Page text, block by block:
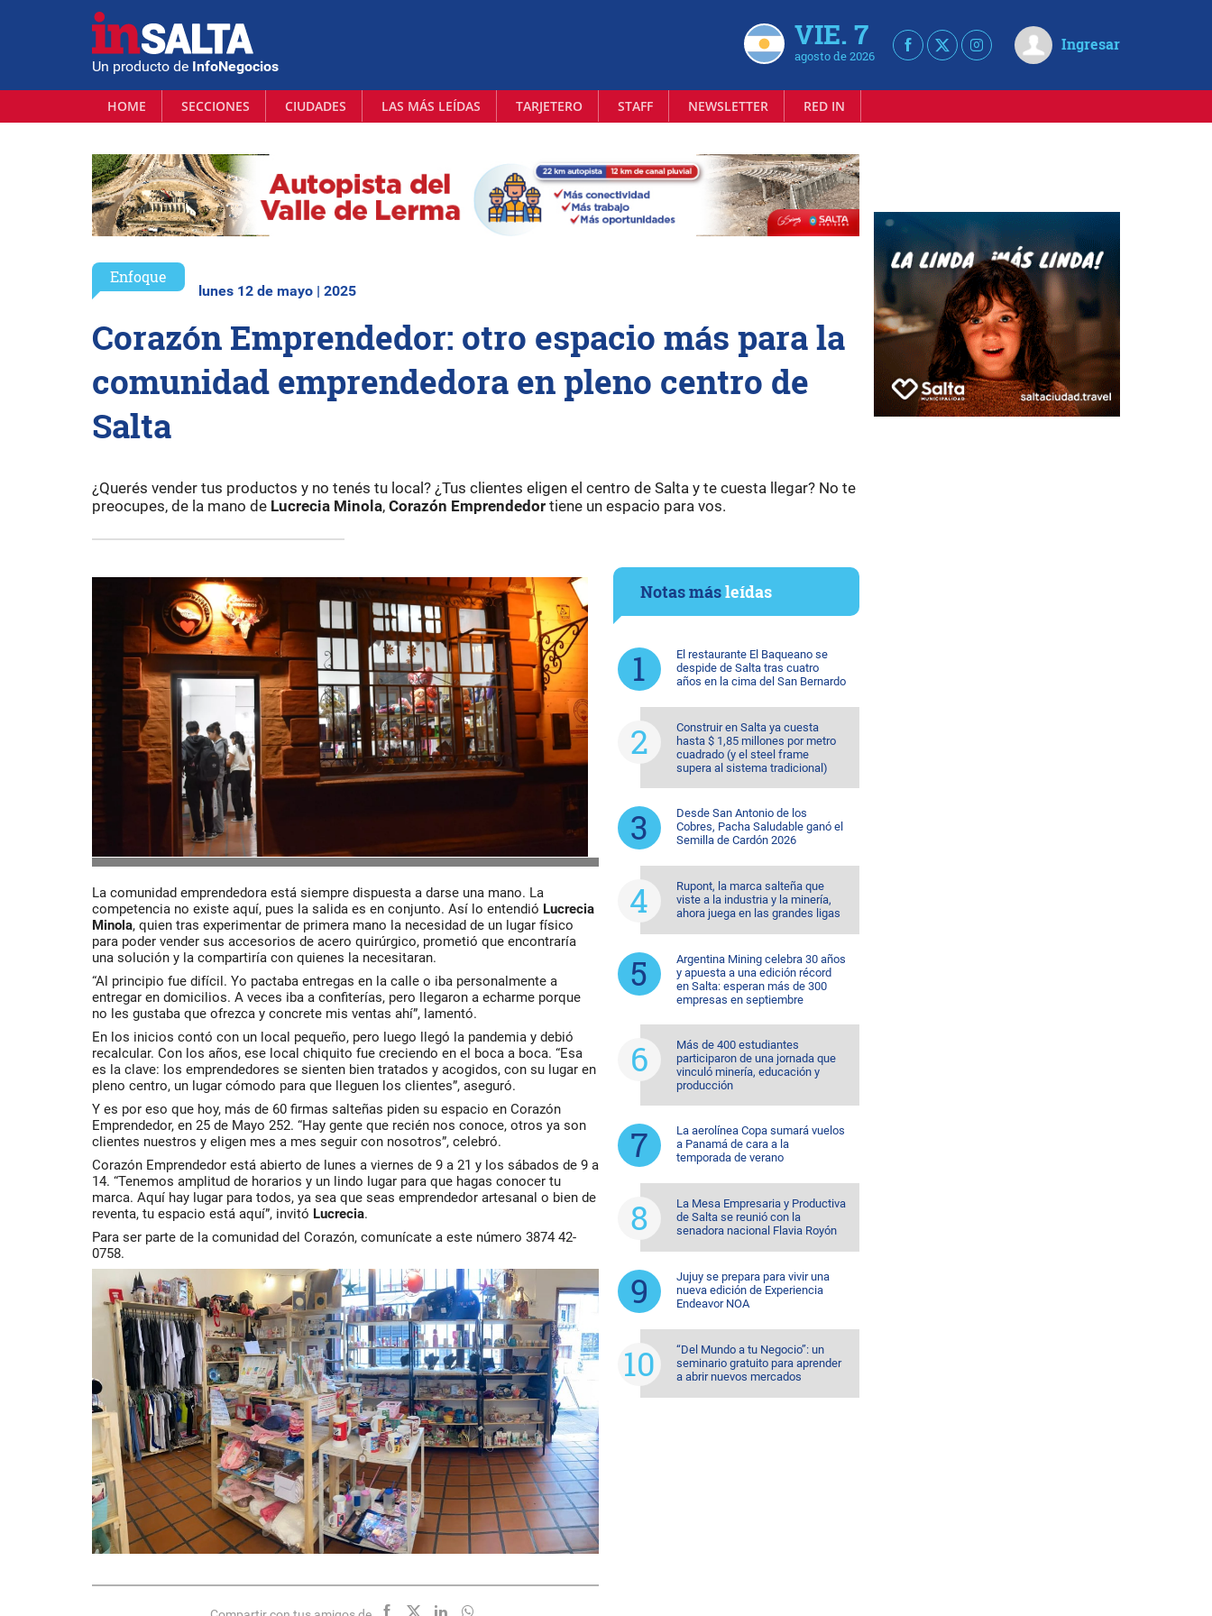
Un producto de InfoNegocios
VIE. 7
agosto de 2026
Ingresar
HOME SECCIONES CIUDADES LAS MÁS LEÍDAS TARJETERO STAFF NEWSLETTER RED IN
Enfoque
lunes 12 de mayo | 2025
Corazón Emprendedor: otro espacio más para la
comunidad emprendedora en pleno centro de
Salta
¿Querés vender tus productos y no tenés tu local? ¿Tus clientes eligen el centro de Salta y te cuesta llegar? No te
preocupes, de la mano de Lucrecia Minola, Corazón Emprendedor tiene un espacio para vos.
La comunidad emprendedora está siempre dispuesta a darse una mano. La
competencia no existe aquí, pues la salida es en conjunto. Así lo entendió Lucrecia
Minola, quien tras experimentar de primera mano la necesidad de un lugar físico
para poder vender sus accesorios de acero quirúrgico, prometió que encontraría
una solución y la compartiría con quienes la necesitaran.
“Al principio fue difícil. Yo pactaba entregas en la calle o iba personalmente a
entregar en domicilios. A veces iba a confiterías, pero llegaron a echarme porque
no les gustaba que ofrezca y concrete mis ventas ahí”, lamentó.
En los inicios contó con un local pequeño, pero luego llegó la pandemia y debió
recalcular. Con los años, ese local chiquito fue creciendo en el boca a boca. “Esa
es la clave: los emprendedores se sienten bien tratados y acogidos, con su lugar en
pleno centro, un lugar cómodo para que lleguen los clientes”, aseguró.
Y es por eso que hoy, más de 60 firmas salteñas piden su espacio en Corazón
Emprendedor, en 25 de Mayo 252. “Hay gente que recién nos conoce, otros ya son
clientes nuestros y eligen mes a mes seguir con nosotros”, celebró.
Corazón Emprendedor está abierto de lunes a viernes de 9 a 21 y los sábados de 9 a
14. “Tenemos amplitud de horarios y un lindo lugar para que hagas conocer tu
marca. Aquí hay lugar para todos, ya sea que seas emprendedor artesanal o bien de
reventa, tu espacio está aquí”, invitó Lucrecia.
Para ser parte de la comunidad del Corazón, comunícate a este número 3874 42-
0758.
Notas másleídas
El restaurante El Baqueano se
despide de Salta tras cuatro
años en la cima del San Bernardo
Construir en Salta ya cuesta
hasta $ 1,85 millones por metro
cuadrado (y el steel frame
supera al sistema tradicional)
Desde San Antonio de los
Cobres, Pacha Saludable ganó el
Semilla de Cardón 2026
Rupont, la marca salteña que
viste a la industria y la minería,
ahora juega en las grandes ligas
Argentina Mining celebra 30 años
y apuesta a una edición récord
en Salta: esperan más de 300
empresas en septiembre
Más de 400 estudiantes
participaron de una jornada que
vinculó minería, educación y
producción
La aerolínea Copa sumará vuelos
a Panamá de cara a la
temporada de verano
La Mesa Empresaria y Productiva
de Salta se reunió con la
senadora nacional Flavia Royón
Jujuy se prepara para vivir una
nueva edición de Experiencia
Endeavor NOA
“Del Mundo a tu Negocio”: un
seminario gratuito para aprender
a abrir nuevos mercados